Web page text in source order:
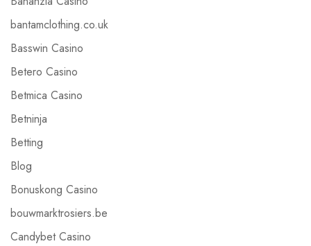
bantamclothing.co.uk
Basswin Casino
Betero Casino
Betmica Casino
Betninja
Betting
Blog
Bonuskong Casino
bouwmarktrosiers.be
Candybet Casino